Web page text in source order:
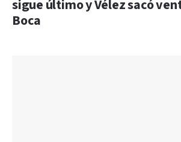
sigue último y Vélez sacó
Boca